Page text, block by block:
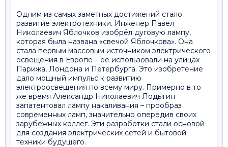
Одним из самых заметных достижений стало
развитие электротехники. Инженер Павел
Николаевич Яблочков изобрёл дуговую лампу,
которая была названа «свечой Яблочкова». Она
стала первым массовым источником электрического
освещения в Европе – её использовали на улицах
Парижа, Лондона и Петербурга. Это изобретение
дало мощный импульс к развитию
электроосвещения по всему миру. Примерно в то
же время Александр Николаевич Лодыгин
запатентовал лампу накаливания – прообраз
современных ламп, значительно опередив своих
зарубежных коллег. Эти разработки стали основой
для создания электрических сетей и бытовой
техники будущего.